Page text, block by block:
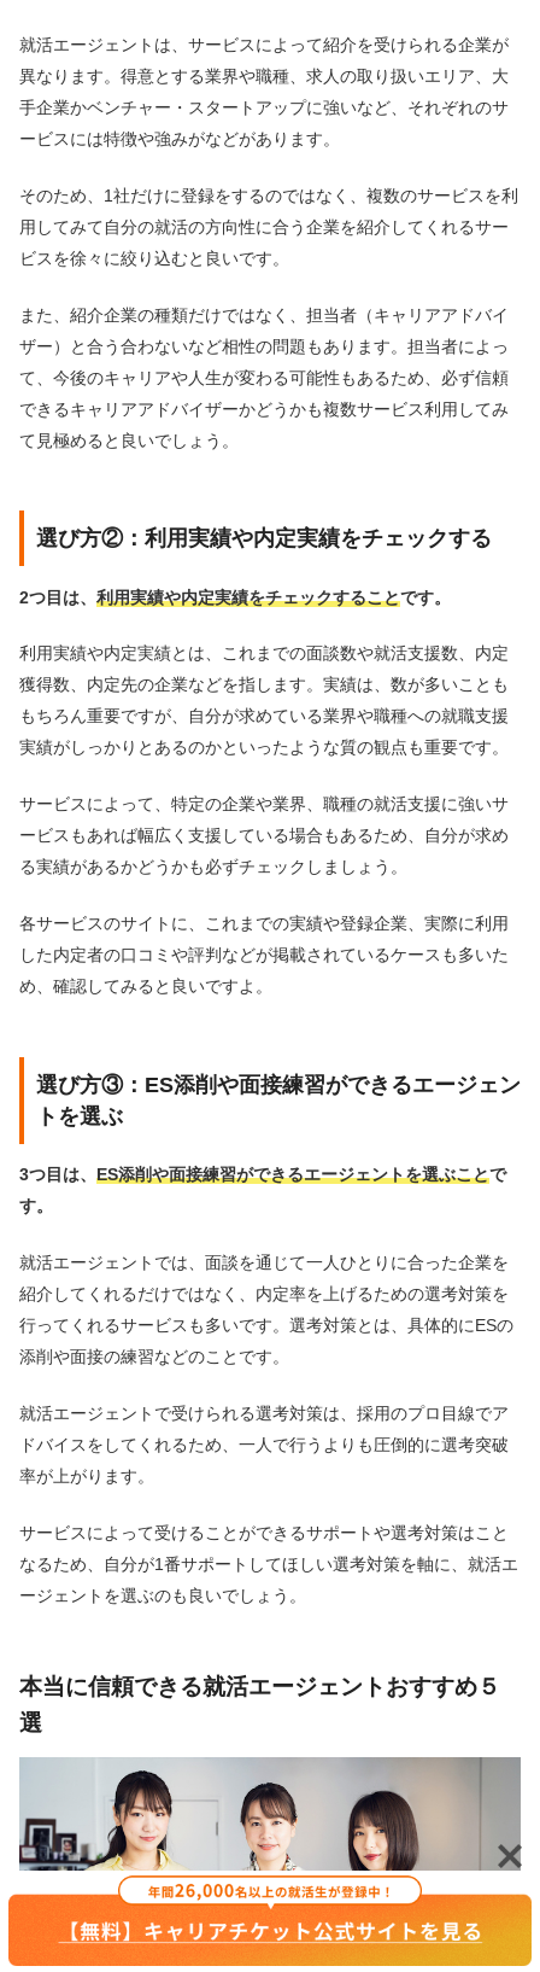
就活エージェントは、サービスによって紹介を受けられる企業が
異なります。得意とする業界や職種、求人の取り扱いエリア、大
手企業かベンチャー・スタートアップに強いなど、それぞれのサ
ービスには特徴や強みがなどがあります。
そのため、1社だけに登録をするのではなく、複数のサービスを利
用してみて自分の就活の方向性に合う企業を紹介してくれるサー
ビスを徐々に絞り込むと良いです。
また、紹介企業の種類だけではなく、担当者（キャリアアドバイ
ザー）と合う合わないなど相性の問題もあります。担当者によっ
て、今後のキャリアや人生が変わる可能性もあるため、必ず信頼
できるキャリアアドバイザーかどうかも複数サービス利用してみ
て見極めると良いでしょう。
選び方②：利用実績や内定実績をチェックする
2つ目は、 利用実績や内定実績をチェックすることです。
利用実績や内定実績とは、これまでの面談数や就活支援数、内定
獲得数、内定先の企業などを指します。実績は、数が多いことも
もちろん重要ですが、自分が求めている業界や職種への就職支援
実績がしっかりとあるのかといったような質の観点も重要です。
サービスによって、特定の企業や業界、職種の就活支援に強いサ
ービスもあれば幅広く支援している場合もあるため、自分が求め
る実績があるかどうかも必ずチェックしましょう。
各サービスのサイトに、これまでの実績や登録企業、実際に利用
した内定者の口コミや評判などが掲載されているケースも多いた
め、確認してみると良いですよ。
選び方③：ES添削や面接練習ができるエージェン
トを選ぶ
3つ目は、 ES添削や面接練習ができるエージェントを選ぶことで
す。
就活エージェントでは、面談を通じて一人ひとりに合った企業を
紹介してくれるだけではなく、内定率を上げるための選考対策を
行ってくれるサービスも多いです。選考対策とは、具体的にESの
添削や面接の練習などのことです。
就活エージェントで受けられる選考対策は、採用のプロ目線でア
ドバイスをしてくれるため、一人で行うよりも圧倒的に選考突破
率が上がります。
サービスによって受けることができるサポートや選考対策はこと
なるため、自分が1番サポートしてほしい選考対策を軸に、就活エ
ージェントを選ぶのも良いでしょう。
本当に信頼できる就活エージェントおすすめ５
選